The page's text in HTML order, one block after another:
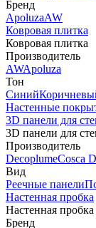
Бренд
ApoluzaAW
Ковровая плитка
Ковровая плитка
Производитель
AWApoluza
Тон
Синий
Настенные
3D панели для
3D панели для
Производитель
DecoplumeCosca
Вид
Реечные панели
Настенная пробка
Настенная пробка
Бренд